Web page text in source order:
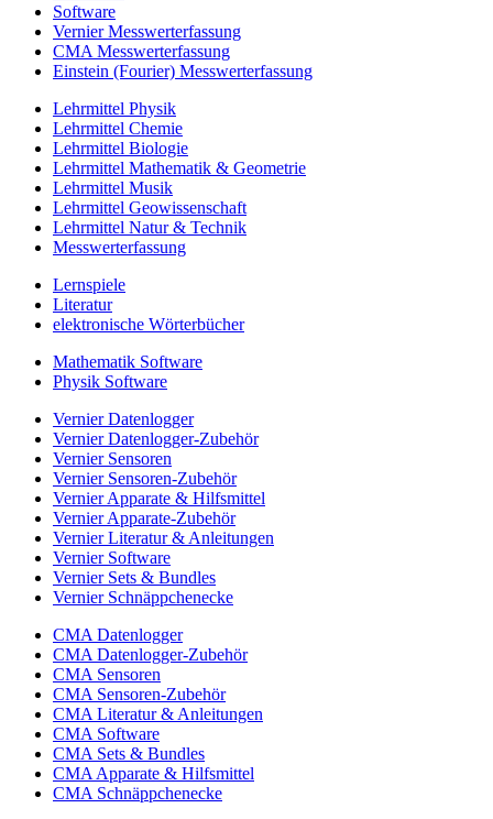
Software
Vernier Messwerterfassung
CMA Messwerterfassung
Einstein (Fourier) Messwerterfassung
Lehrmittel Physik
Lehrmittel Chemie
Lehrmittel Biologie
Lehrmittel Mathematik & Geometrie
Lehrmittel Musik
Lehrmittel Geowissenschaft
Lehrmittel Natur & Technik
Messwerterfassung
Lernspiele
Literatur
elektronische Wörterbücher
Mathematik Software
Physik Software
Vernier Datenlogger
Vernier Datenlogger-Zubehör
Vernier Sensoren
Vernier Sensoren-Zubehör
Vernier Apparate & Hilfsmittel
Vernier Apparate-Zubehör
Vernier Literatur & Anleitungen
Vernier Software
Vernier Sets & Bundles
Vernier Schnäppchenecke
CMA Datenlogger
CMA Datenlogger-Zubehör
CMA Sensoren
CMA Sensoren-Zubehör
CMA Literatur & Anleitungen
CMA Software
CMA Sets & Bundles
CMA Apparate & Hilfsmittel
CMA Schnäppchenecke